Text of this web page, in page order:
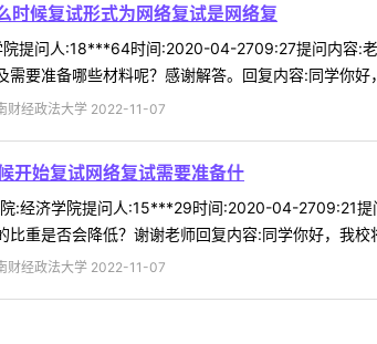
时候复试形式为网络复试是网络复
提问人:18***64时间:2020-04-2709:27提问内容:
需要准备哪些材料呢？感谢解答。回复内容:同学你
财经政法大学 2022-11-07
开始复试网络复试需要准备什
:经济学院提问人:15***29时间:2020-04-2709:21
比重是否会降低？谢谢老师回复内容:同学你好，我
财经政法大学 2022-11-07